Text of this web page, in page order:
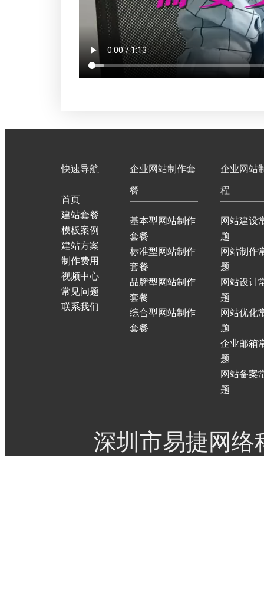
快速导航
首页
建站套餐
模板案例
建站方案
制作费用
视频中心
常见问题
联系我们
企业网站制作套
餐
基本型网站制作
套餐
标准型网站制作
套餐
品牌型网站制作
套餐
综合型网站制作
套餐
企业网站
程
网站建设
题
网站制作
题
网站设计
题
网站优化
题
企业邮箱
题
网站备案
题
深圳市易捷网络